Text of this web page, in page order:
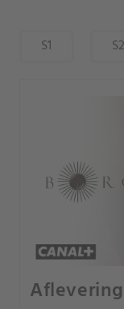
S1 S2
Aflevering